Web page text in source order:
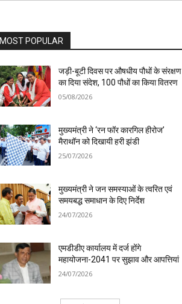
MOST POPULAR
जड़ी-बूटी दिवस पर औषधीय पौधों के संरक्षण
का दिया संदेश, 100 पौधों का किया वितरण
05/08/2026
मुख्यमंत्री ने ‘रन फॉर कारगिल हीरोज’
मैराथॉन को दिखायी हरी झंडी
25/07/2026
मुख्यमंत्री ने जन समस्याओं के त्वरित एवं
समयबद्ध समाधान के दिए निर्देश
24/07/2026
एमडीडीए कार्यालय में दर्ज होंगे
महायोजना-2041 पर सुझाव और आपत्तियां
24/07/2026